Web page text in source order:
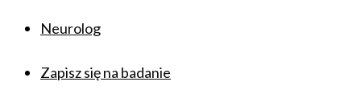
Neurolog
Zapisz się na badanie